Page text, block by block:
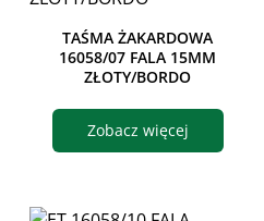
TAŚMA ŻAKARDOWA
16058/07 FALA 15MM
ZŁOTY/BORDO
Zobacz więcej